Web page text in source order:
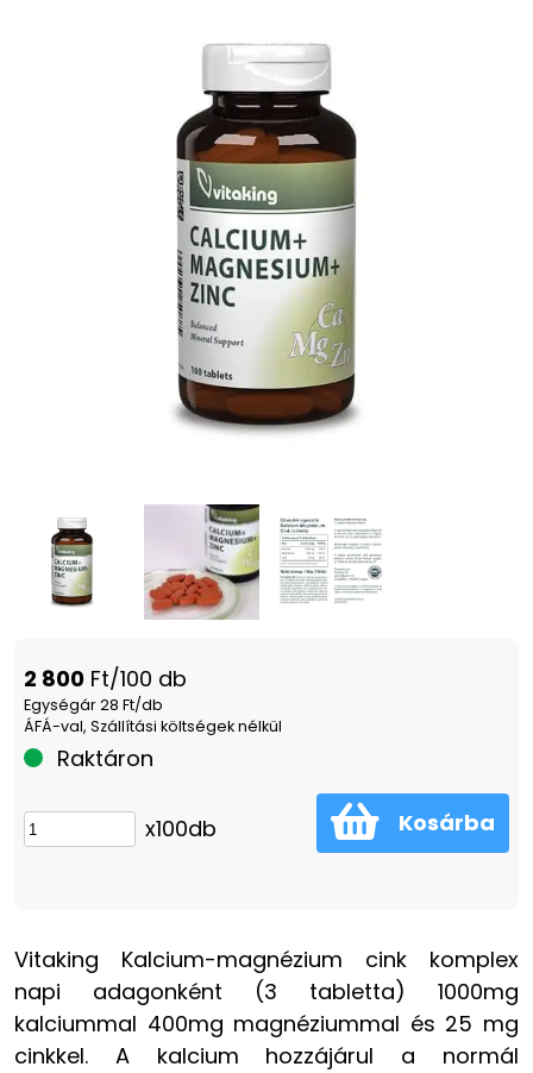
2 800 Ft/100 db
Egységár 28 Ft/db
ÁFÁ-val, Szállítási költségek nélkül
Raktáron
x100db Kosárba
Vitaking Kalcium-magnézium cink komplex
napi adagonként (3 tabletta) 1000mg
kalciummal 400mg magnéziummal és 25 mg
cinkkel. A kalcium hozzájárul a normál